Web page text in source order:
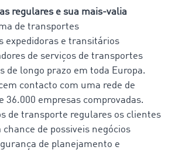
regulares e sua mais-valia
de transportes
expedidoras e transitários
de serviços de transportes
de longo prazo em toda Europa.
contacto com uma rede de
36.000 empresas comprovadas.
de transporte regulares os clientes
de possiveis negócios
de planejamento e